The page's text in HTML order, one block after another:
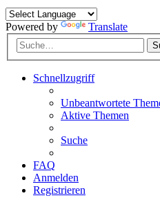
Powered by Translate
Schnellzugriff
Unbeantwortete
Aktive Themen
Suche
FAQ
Anmelden
Registrieren